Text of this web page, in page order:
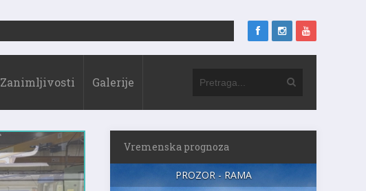
Zanimljivosti Galerije
Vremenska prognoza
PROZOR - RAMA